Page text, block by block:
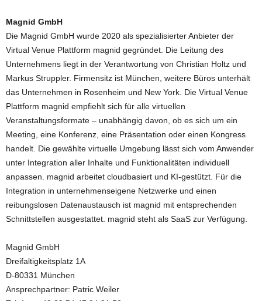
Magnid GmbH
Die Magnid GmbH wurde 2020 als spezialisierter Anbieter der
Virtual Venue Plattform magnid gegründet. Die Leitung des
Unternehmens liegt in der Verantwortung von Christian Holtz und
Markus Struppler. Firmensitz ist München, weitere Büros unterhält
das Unternehmen in Rosenheim und New York. Die Virtual Venue
Plattform magnid empfiehlt sich für alle virtuellen
Veranstaltungsformate – unabhängig davon, ob es sich um ein
Meeting, eine Konferenz, eine Präsentation oder einen Kongress
handelt. Die gewählte virtuelle Umgebung lässt sich vom Anwender
unter Integration aller Inhalte und Funktionalitäten individuell
anpassen. magnid arbeitet cloudbasiert und KI-gestützt. Für die
Integration in unternehmenseigene Netzwerke und einen
reibungslosen Datenaustausch ist magnid mit entsprechenden
Schnittstellen ausgestattet. magnid steht als SaaS zur Verfügung.
Magnid GmbH
Dreifaltigkeitsplatz 1A
D-80331 München
Ansprechpartner: Patric Weiler